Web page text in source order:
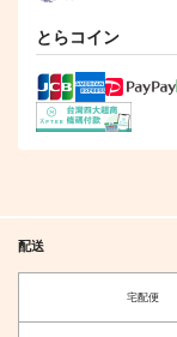
とらコイン
配送
宅配便